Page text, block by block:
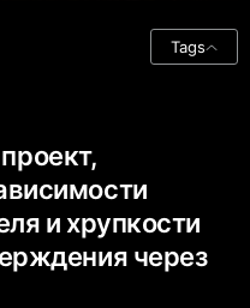
Tags
и хрупкости
через